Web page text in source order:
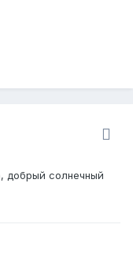
добрый солнечный